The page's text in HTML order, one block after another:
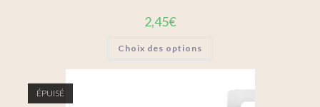
2,45€
Choix des options
ÉPUISÉ